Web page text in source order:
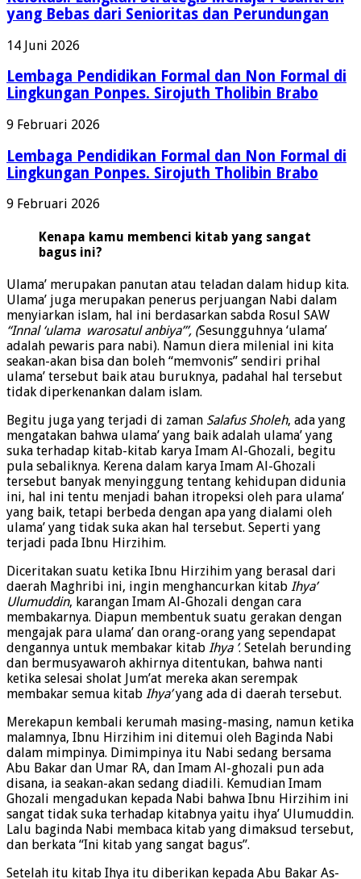
Relokasi: Langkah Strategis Menuju Pesantren
yang Bebas dari Senioritas dan Perundungan
Lembaga Pendidikan Formal dan Non Formal di
Lembaga Pendidikan Formal dan Non Formal di
Lingkungan Ponpes. Sirojuth Tholibin Brabo
Kenapa kamu membenci kitab yang sangat
Ulama’ merupakan panutan atau teladan dalam hidup kita.
Ulama’ juga merupakan penerus perjuangan Nabi dalam
menyiarkan islam, hal ini berdasarkan sabda Rosul SAW
“Innal ‘ulama warosatul anbiya’”, (Sesungguhnya ‘ulama’
adalah pewaris para nabi). Namun diera milenial ini kita
seakan-akan bisa dan boleh “memvonis” sendiri prihal
ulama’ tersebut baik atau buruknya, padahal hal tersebut
Begitu juga yang terjadi di zamanSalafus Sholeh, ada yang
mengatakan bahwa ulama’ yang baik adalah ulama’ yang
suka terhadap kitab-kitab karya Imam Al-Ghozali, begitu
pula sebaliknya. Kerena dalam karya Imam Al-Ghozali
tersebut banyak menyinggung tentang kehidupan didunia
ini, hal ini tentu menjadi bahan itropeksi oleh para ulama’
yang baik, tetapi berbeda dengan apa yang dialami oleh
ulama’ yang tidak suka akan hal tersebut. Seperti yang
Diceritakan suatu ketika Ibnu Hirzihim yang berasal dari
daerah Maghribi ini, ingin menghancurkan kitabIhya’
Ulumuddin, karangan Imam Al-Ghozali dengan cara
membakarnya. Diapun membentuk suatu gerakan dengan
mengajak para ulama’ dan orang-orang yang sependapat
dengannya untuk membakar kitabIhya ’. Setelah berunding
dan bermusyawaroh akhirnya ditentukan, bahwa nanti
ketika selesai sholat Jum’at mereka akan serempak
Merekapun kembali kerumah masing-masing, namun ketika
malamnya, Ibnu Hirzihim ini ditemui oleh Baginda Nabi
dalam mimpinya. Dimimpinya itu Nabi sedang bersama
Abu Bakar dan Umar RA, dan Imam Al-ghozali pun ada
disana, ia seakan-akan sedang diadili. Kemudian Imam
Ghozali mengadukan kepada Nabi bahwa Ibnu Hirzihim ini
sangat tidak suka terhadap kitabnya yaitu ihya’ Ulumuddin.
Lalu baginda Nabi membaca kitab yang dimaksud tersebut,